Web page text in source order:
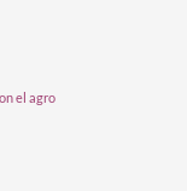
el agro